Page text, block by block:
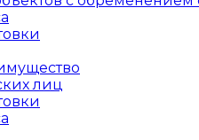
лиц